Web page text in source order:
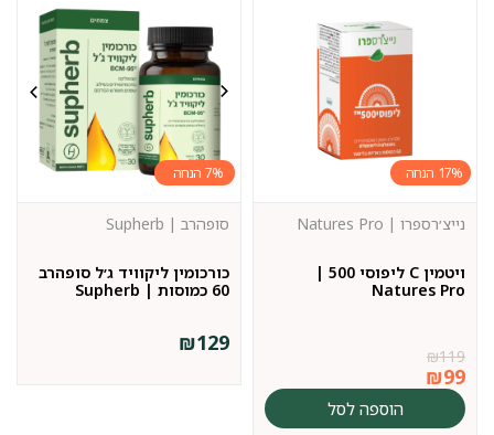
17%
ויטמין C ליפוסי 500 |
Natures Pro
נייצ׳רספרו | Natures Pro
₪119
₪99
הוספה לסל
7%
כורכומין ליקוויד ג׳ל סופהרב
60 כמוסות | Supherb
סופהרב | Supherb
₪129